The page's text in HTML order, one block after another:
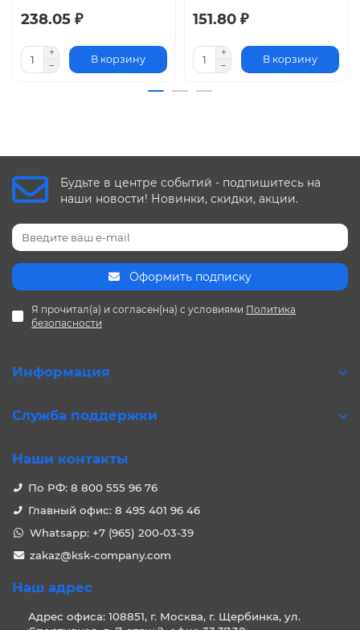
238.05 ₽
В корзину
151.80 ₽
В корзину
Будьте в центре событий - подпишитесь на
наши новости! Новинки, скидки, акции.
Оформить подписку
Я прочитал(а) и согласен(на) с условиями Политика
безопасности
Информация
Служба поддержки
Наши контакты
По РФ: 8 800 555 96 76
Главный офис: 8 495 401 96 46
Whatsapp: +7 (965) 200-03-39
zakaz@ksk-company.com
Наш адрес
Адрес офиса: 108851, г. Москва, г. Щербинка, ул.